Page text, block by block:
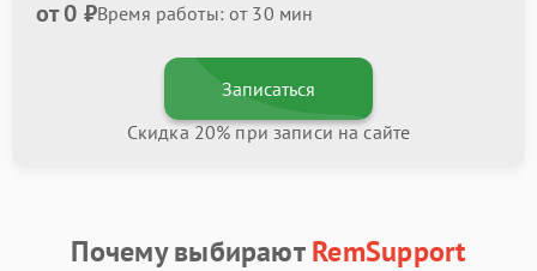
от 0 ₽Время работы: от 30 мин
Записаться
Скидка 20% при записи на сайте
Почему выбираютRemSupport